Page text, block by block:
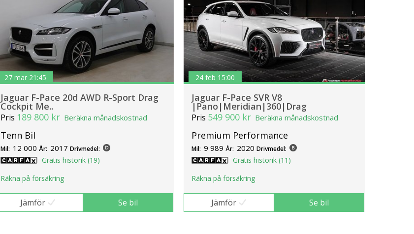
27 mar 21:45
Jaguar F-Pace 20d AWD R-Sport Drag
Cockpit Me..
Pris 189 800 kr Beräkna månadskostnad
Tenn Bil
Mil: 12 000 År: 2017 Drivmedel:
Gratis historik (19)
Räkna på försäkring
Jämför Se bil
24 feb 15:00
Jaguar F-Pace SVR V8
|Pano|Meridian|360|Drag
Pris 549 900 kr Beräkna månadskostnad
Premium Performance
Mil: 9 989 År: 2020 Drivmedel:
Gratis historik (11)
Räkna på försäkring
Jämför Se bil